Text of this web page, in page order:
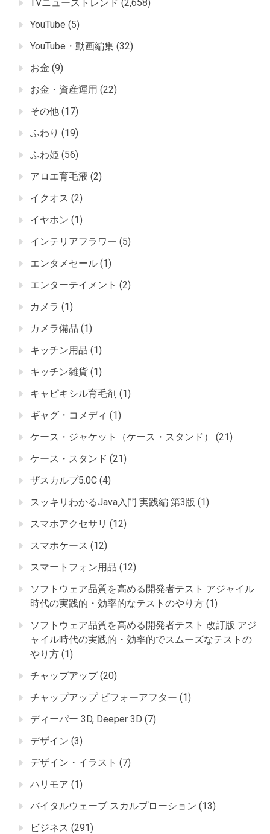
TVニューストレンド (2,658)
YouTube (5)
YouTube・動画編集 (32)
お金 (9)
お金・資産運用 (22)
その他 (17)
ふわり (19)
ふわ姫 (56)
アロエ育毛液 (2)
イクオス (2)
イヤホン (1)
インテリアフラワー (5)
エンタメセール (1)
エンターテイメント (2)
カメラ (1)
カメラ備品 (1)
キッチン用品 (1)
キッチン雑貨 (1)
キャピキシル育毛剤 (1)
ギャグ・コメディ (1)
ケース・ジャケット（ケース・スタンド）
(21)
ケース・スタンド (21)
ザスカルプ5.0C (4)
スッキリわかるJava入門 実践編 第3版 (1)
スマホアクセサリ (12)
スマホケース (12)
スマートフォン用品 (12)
ソフトウェア品質を高める開発者テスト アジャイル
時代の実践的・効率的なテストのやり方 (1)
ソフトウェア品質を高める開発者テスト 改訂版 アジ
ャイル時代の実践的・効率的でスムーズなテストの
やり方 (1)
チャップアップ(20)
チャップアップ ビフォーアフター (1)
ディーパー 3D, Deeper 3D (7)
デザイン (3)
デザイン・イラスト (7)
ハリモア (1)
バイタルウェーブ スカルプローション (13)
ビジネス (291)